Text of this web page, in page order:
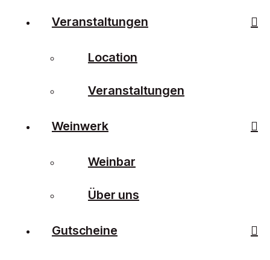
Veranstaltungen
Location
Veranstaltungen
Weinwerk
Weinbar
Über uns
Gutscheine